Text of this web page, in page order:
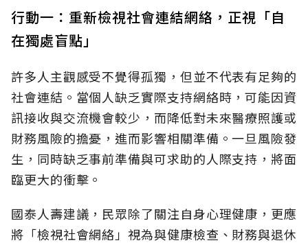
行動一：重新檢視社會連結網絡，正視「自
在獨處盲點」
許多人主觀感受不覺得孤獨，但並不代表有足夠的
社會連結。當個人缺乏實際支持網絡時，可能因資
訊接收與交流機會較少，而降低對未來醫療照護或
財務風險的擔憂，進而影響相關準備。一旦風險發
生，同時缺乏事前準備與可求助的人際支持，將面
臨更大的衝擊。
國泰人壽建議，民眾除了關注自身心理健康，更應
將「檢視社會網絡」視為與健康檢查、財務與退休